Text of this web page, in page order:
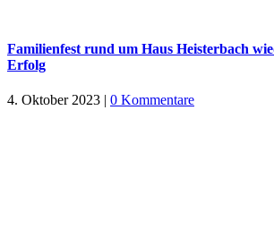
Familienfest rund um Haus Heisterbach
Erfolg
4. Oktober 2023 | 0 Kommentare